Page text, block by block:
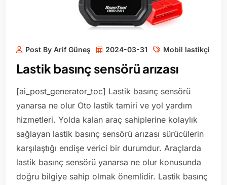
Post By Arif Güneş 2024-03-31 Mobil lastikçi
Lastik basınç sensörü arızası
[ai_post_generator_toc] Lastik basınç sensörü
yanarsa ne olur Oto lastik tamiri ve yol yardım
hizmetleri. Yolda kalan araç sahiplerine kolaylık
sağlayan lastik basınç sensörü arızası sürücülerin
karşılaştığı endişe verici bir durumdur. Araçlarda
lastik basınç sensörü yanarsa ne olur konusunda
doğru bilgiye sahip olmak önemlidir. Lastik basınç